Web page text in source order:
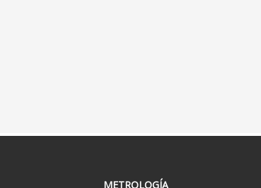
METROLOGÍA